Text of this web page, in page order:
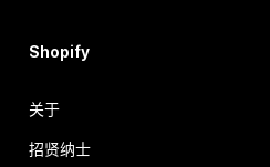
Shopify
关于
招贤纳士